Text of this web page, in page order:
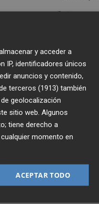
3El
Ferran
masas en
digo que
5 Foios se
Quiero
y acceder a
IP, identificadores únicos
anuncios y contenido,
terceros (1913) también
geolocalización
sitio web. Algunos
tiene derecho a
momento en
ACEPTAR TODO